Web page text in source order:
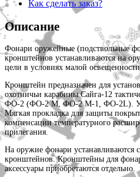
Как сделать заказ?
Описание
Фонари оружейные (подствольные
кронштейнов устанавливаются на
цели в условиях малой
Кронштейн предназначен для
охотничьи карабины Сайга-12
ФО-2 (ФО-2 М, ФО-2 М-1, ФО-2L).
Мягкая прокладка для защиты
компенсации температурного
прилегания.
На оружие фонари
кронштейнов. Кронштейны для
аксессуары приобретаются отдельно.